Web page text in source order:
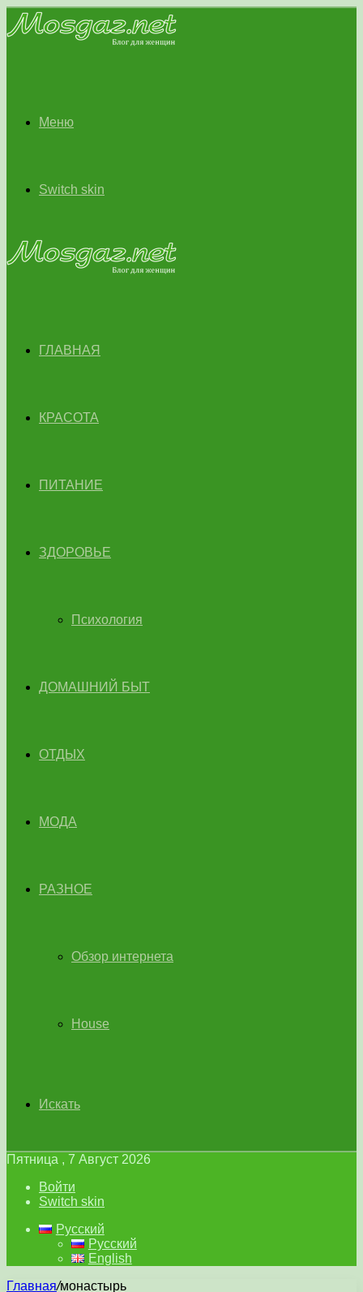
Меню
Switch skin
ГЛАВНАЯ
КРАСОТА
ПИТАНИЕ
ЗДОРОВЬЕ
Психология
ДОМАШНИЙ БЫТ
ОТДЫХ
МОДА
РАЗНОЕ
Обзор интернета
House
Искать
Пятница , 7 Август 2026
Войти
Switch skin
Русский
Русский
English
Главная/монастырь